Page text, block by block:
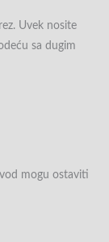
Uvek nosite
sa dugim
mogu ostaviti